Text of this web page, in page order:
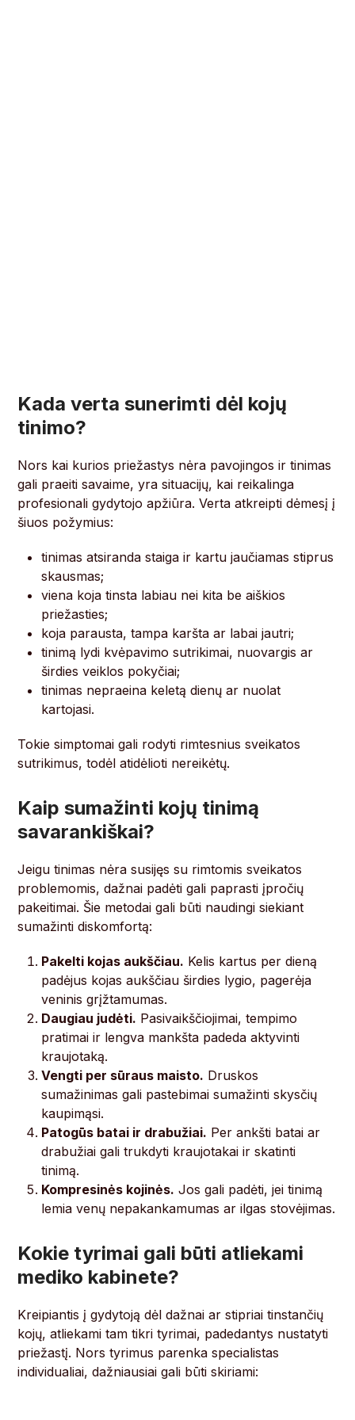
Kada verta sunerimti dėl kojų
tinimo?
Nors kai kurios priežastys nėra pavojingos ir tinimas
gali praeiti savaime, yra situacijų, kai reikalinga
profesionali gydytojo apžiūra. Verta atkreipti dėmesį į
šiuos požymius:
tinimas atsiranda staiga ir kartu jaučiamas stiprus
skausmas;
viena koja tinsta labiau nei kita be aiškios
priežasties;
koja parausta, tampa karšta ar labai jautri;
tinimą lydi kvėpavimo sutrikimai, nuovargis ar
širdies veiklos pokyčiai;
tinimas nepraeina keletą dienų ar nuolat
kartojasi.
Tokie simptomai gali rodyti rimtesnius sveikatos
sutrikimus, todėl atidėlioti nereikėtų.
Kaip sumažinti kojų tinimą
savarankiškai?
Jeigu tinimas nėra susijęs su rimtomis sveikatos
problemomis, dažnai padėti gali paprasti įpročių
pakeitimai. Šie metodai gali būti naudingi siekiant
sumažinti diskomfortą:
Pakelti kojas aukščiau. Kelis kartus per dieną
padėjus kojas aukščiau širdies lygio, pagerėja
veninis grįžtamumas.
Daugiau judėti. Pasivaikščiojimai, tempimo
pratimai ir lengva mankšta padeda aktyvinti
kraujotaką.
Vengti per sūraus maisto. Druskos
sumažinimas gali pastebimai sumažinti skysčių
kaupimąsi.
Patogūs batai ir drabužiai. Per ankšti batai ar
drabužiai gali trukdyti kraujotakai ir skatinti
tinimą.
Kompresinės kojinės. Jos gali padėti, jei tinimą
lemia venų nepakankamumas ar ilgas stovėjimas.
Kokie tyrimai gali būti atliekami
mediko kabinete?
Kreipiantis į gydytoją dėl dažnai ar stipriai tinstančių
kojų, atliekami tam tikri tyrimai, padedantys nustatyti
priežastį. Nors tyrimus parenka specialistas
individualiai, dažniausiai gali būti skiriami: